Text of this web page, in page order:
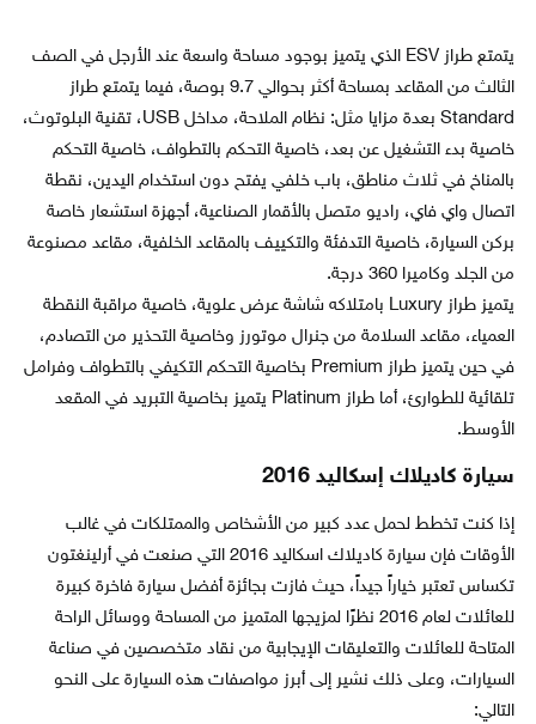
يتمتع طراز ESV الذي يتميز بوجود مساحة واسعة عند الأرجل في الصف
الثالث من المقاعد بمساحة أكثر بحوالي 9.7 بوصة، فيما يتمتع طراز
Standard بعدة مزايا مثل: نظام الملاحة، مداخل USB، تقنية البلوتوث،
خاصية بدء التشغيل عن بعد، خاصية التحكم بالتطواف، خاصية التحكم
بالمناخ في ثلاث مناطق، باب خلفي يفتح دون استخدام اليدين، نقطة
اتصال واي فاي، راديو متصل بالأقمار الصناعية، أجهزة استشعار خاصة
بركن السيارة، خاصية التدفئة والتكييف بالمقاعد الخلفية، مقاعد مصنوعة
من الجلد وكاميرا 360 درجة.
يتميز طراز Luxury بامتلاكه شاشة عرض علوية، خاصية مراقبة النقطة
العمياء، مقاعد السلامة من جنرال موتورز وخاصية التحذير من التصادم،
في حين يتميز طراز Premium بخاصية التحكم التكيفي بالتطواف وفرامل
تلقائية للطوارئ، أما طراز Platinum يتميز بخاصية التبريد في المقعد
الأوسط.
سيارة كاديلاك إسكاليد 2016
إذا كنت تخطط لحمل عدد كبير من الأشخاص والممتلكات في غالب
الأوقات فإن سيارة كاديلاك اسكاليد 2016 التي صنعت في أرلينغتون
تكساس تعتبر خياراً جيداً، حيث فازت بجائزة أفضل سيارة فاخرة كبيرة
للعائلات لعام 2016 نظرًا لمزيجها المتميز من المساحة ووسائل الراحة
المتاحة للعائلات والتعليقات الإيجابية من نقاد متخصصين في صناعة
السيارات، وعلى ذلك نشير إلى أبرز مواصفات هذه السيارة على النحو
التالي: